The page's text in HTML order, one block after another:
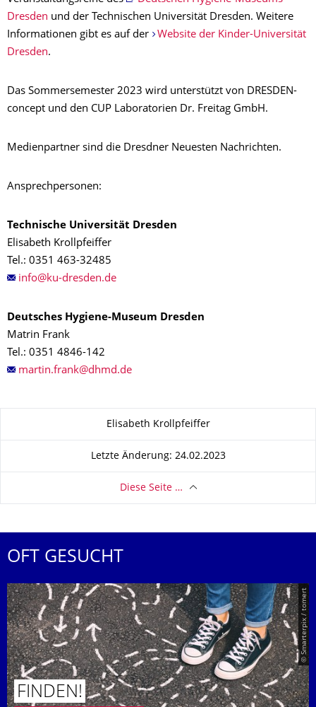
Dresden und der Technischen Universität Dresden. Weitere
Informationen gibt es auf der
Website der Kinder-Universität
Dresden.
Das Sommersemester 2023 wird unterstützt von DRESDEN-
concept und den CUP Laboratorien Dr. Freitag GmbH.
Medienpartner sind die Dresdner Neuesten Nachrichten.
Ansprechpersonen:
Technische Universität Dresden
Elisabeth Krollpfeiffer
Tel.: 0351 463-32485
Deutsches Hygiene-Museum Dresden
Matrin Frank
Tel.: 0351 4846-142
Zu dieser SeiteElisabeth Krollpfeiffer
Letzte Änderung: 24.02.2023
Diese Seite …
OFT GESUCHT
© Smarterpix / tomert
FINDEN!